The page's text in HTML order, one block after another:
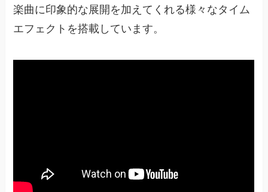
楽曲に印象的な展開を加えてくれる様々なタイム
エフェクトを搭載しています。